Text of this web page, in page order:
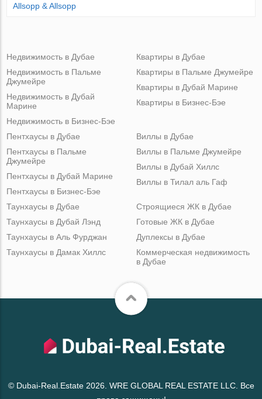
Allsopp & Allsopp
Недвижимость в Дубае
Недвижимость в Пальме
Джумейре
Недвижимость в Дубай
Марине
Недвижимость в Бизнес-Бэе
Квартиры в Дубае
Квартиры в Пальме Джумейре
Квартиры в Дубай Марине
Квартиры в Бизнес-Бэе
Пентхаусы в Дубае
Пентхаусы в Пальме
Джумейре
Пентхаусы в Дубай Марине
Пентхаусы в Бизнес-Бэе
Виллы в Дубае
Виллы в Пальме Джумейре
Виллы в Дубай Хиллс
Виллы в Тилал аль Гаф
Таунхаусы в Дубае
Таунхаусы в Дубай Лэнд
Таунхаусы в Аль Фурджан
Таунхаусы в Дамак Хиллс
Строящиеся ЖК в Дубае
Готовые ЖК в Дубае
Дуплексы в Дубае
Коммерческая недвижимость
в Дубае
© Dubai-Real.Estate 2026. WRE GLOBAL REAL ESTATE LLC. Все